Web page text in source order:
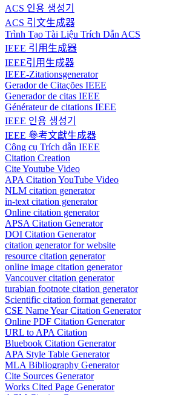
ACS 인용 생성기
ACS 引文生成器
Trình Tạo Tài Liệu Trích Dẫn ACS
IEEE 引用生成器
IEEE引用生成器
IEEE-Zitationsgenerator
Gerador de Citações IEEE
Generador de citas IEEE
Générateur de citations IEEE
IEEE 인용 생성기
IEEE 參考文獻生成器
Công cụ Trích dẫn IEEE
Citation Creation
Cite Youtube Video
APA Citation YouTube Video
NLM citation generator
in-text citation generator
Online citation generator
APSA Citation Generator
DOI Citation Generator
citation generator for website
resource citation generator
online image citation generator
Vancouver citation generator
turabian footnote citation generator
Scientific citation format generator
CSE Name Year Citation Generator
Online PDF Citation Generator
URL to APA Citation
Bluebook Citation Generator
APA Style Table Generator
MLA Bibliography Generator
Cite Sources Generator
Works Cited Page Generator